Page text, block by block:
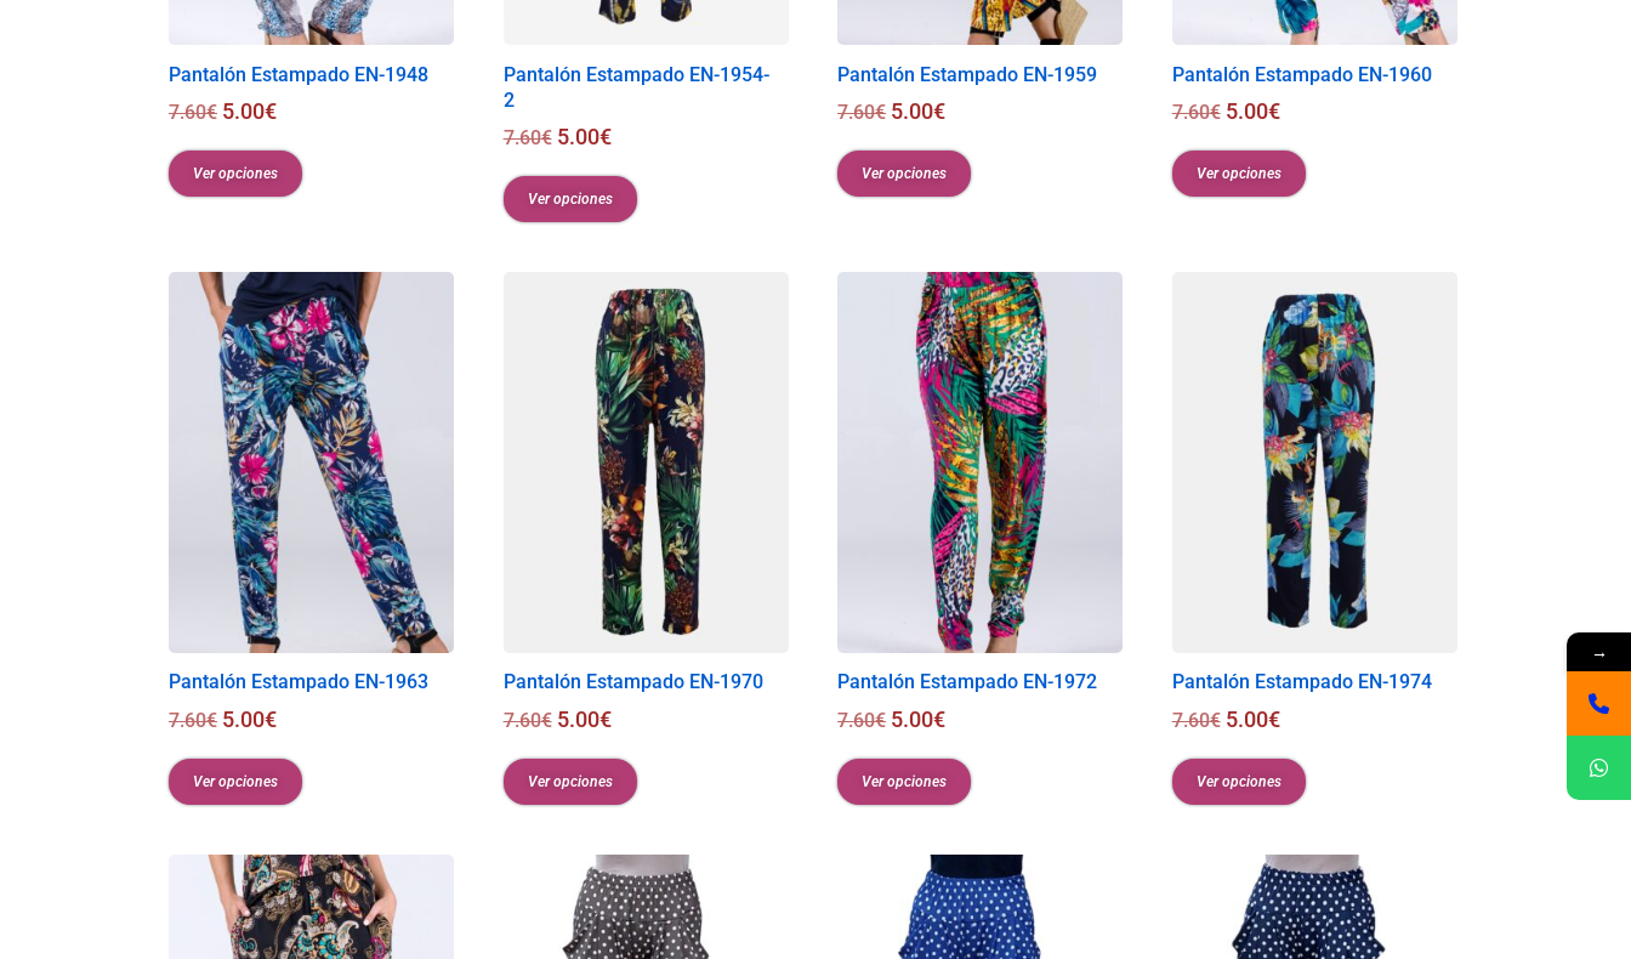
Pantalón Estampado EN-1948
7.60€ 5.00€
Ver opciones
Pantalón Estampado EN-1954-
2
7.60€ 5.00€
Ver opciones
Pantalón Estampado EN-1959
7.60€ 5.00€
Ver opciones
Pantalón Estampado EN-1960
7.60€ 5.00€
Ver opciones
Pantalón Estampado EN-1963
7.60€ 5.00€
Ver opciones
Pantalón Estampado EN-1970
7.60€ 5.00€
Ver opciones
Pantalón Estampado EN-1972
7.60€ 5.00€
Ver opciones
Pantalón Estampado EN-1974
7.60€ 5.00€
Ver opciones
→